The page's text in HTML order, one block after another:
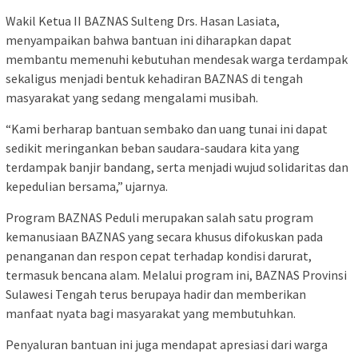
Wakil Ketua II BAZNAS Sulteng Drs. Hasan Lasiata,
menyampaikan bahwa bantuan ini diharapkan dapat
membantu memenuhi kebutuhan mendesak warga terdampak
sekaligus menjadi bentuk kehadiran BAZNAS di tengah
masyarakat yang sedang mengalami musibah.
“Kami berharap bantuan sembako dan uang tunai ini dapat
sedikit meringankan beban saudara-saudara kita yang
terdampak banjir bandang, serta menjadi wujud solidaritas dan
kepedulian bersama,” ujarnya.
Program BAZNAS Peduli merupakan salah satu program
kemanusiaan BAZNAS yang secara khusus difokuskan pada
penanganan dan respon cepat terhadap kondisi darurat,
termasuk bencana alam. Melalui program ini, BAZNAS Provinsi
Sulawesi Tengah terus berupaya hadir dan memberikan
manfaat nyata bagi masyarakat yang membutuhkan.
Penyaluran bantuan ini juga mendapat apresiasi dari warga